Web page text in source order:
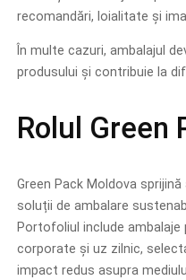
recomandări, loialitate și
În multe cazuri, ambalajul
produsului și contribuie la
Rolul Green
Green Pack Moldova
soluții de ambalare
Portofoliul include ambalaje
corporate și uz zilnic,
impact redus asupra